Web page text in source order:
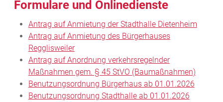
Formulare und Onlinedienste
Antrag auf Anmietung der Stadthalle Dietenheim
Antrag auf Anmietung des Bürgerhauses
Regglisweiler
Antrag auf Anordnung verkehrsregelnder
Maßnahmen gem. § 45 StVO (Baumaßnahmen)
Benutzungsordnung Bürgerhaus ab 01.01.2026
Benutzungsordnung Stadthalle ab 01.01.2026